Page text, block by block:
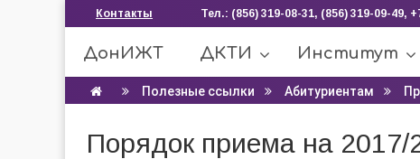
Контакты Тел.: (856) 319-08-31, (856) 319-09-49,
ДонИЖТ ДКТИ Институт
Полезные ссылки Абитуриентам
Порядок приема на 2017/